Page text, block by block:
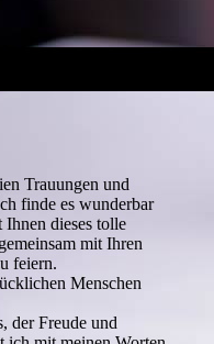
Trauungen und
finde es wunderbar
dieses tolle
mit Ihren
feiern.
Menschen
der Freude und